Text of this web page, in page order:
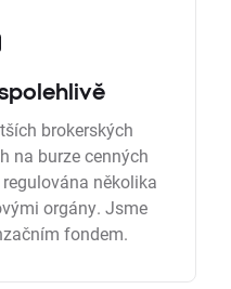
brokerských
na burze cenných
několika
orgány. Jsme
fondem.